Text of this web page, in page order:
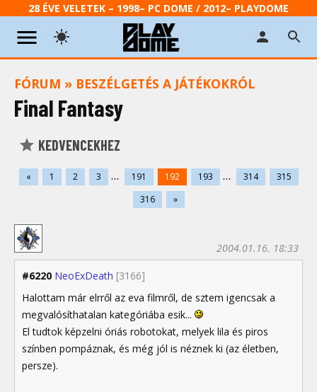
28 ÉVE VELETEK – 1998– PC DOME / 2012– PLAYDOME
FÓRUM » BESZÉLGETÉS A JÁTÉKOKRÓL
Final Fantasy
KEDVENCEKHEZ
« 1 2 3 ... 191 192 193 ... 314
315
316
»
#6220 NeoExDeath [3166]
2004.01.16. 18:33
Halottam már elrről az eva filmről, de sztem igencsak a
megvalósíthatalan kategóriába esik...
El tudtok képzelni óriás robotokat, melyek lila és piros
színben pompáznak, és még jól is néznek ki (az életben,
persze).